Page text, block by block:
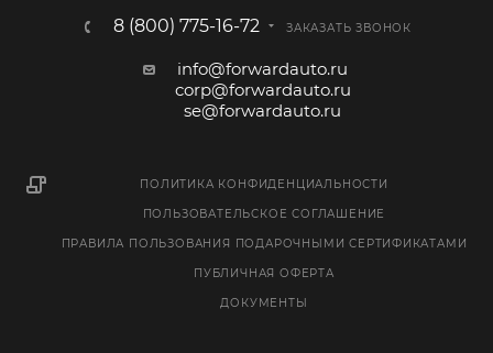
8 (800) 775-16-72 ЗАКАЗАТЬ ЗВОНОК
info@forwardauto.ru
corp@forwardauto.ru
se@forwardauto.ru
ПОЛИТИКА КОНФИДЕНЦИАЛЬНОСТИ
ПОЛЬЗОВАТЕЛЬСКОЕ СОГЛАШЕНИЕ
ПРАВИЛА ПОЛЬЗОВАНИЯ ПОДАРОЧНЫМИ СЕРТИФИКАТАМИ
ПУБЛИЧНАЯ ОФЕРТА
ДОКУМЕНТЫ